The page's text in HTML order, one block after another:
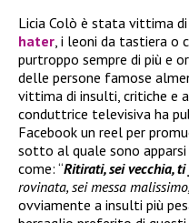
Licia Colò è stata vittima di
hater , i leoni da tastiera o
purtroppo sempre di più e
delle persone famose
vittima di insulti, critiche e
conduttrice televisiva ha
Facebook un reel per
sotto al quale sono
come: “Ritirati, sei vecchia,
rovinata, sei messa
ovviamente a insulti più